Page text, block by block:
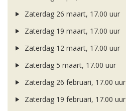
Zaterdag 26 maart, 17.00 uur
Zaterdag 19 maart, 17.00 uur
Zaterdag 12 maart, 17.00 uur
Zaterdag 5 maart, 17.00 uur
Zaterdag 26 februari, 17.00 uur
Zaterdag 19 februari, 17.00 uur